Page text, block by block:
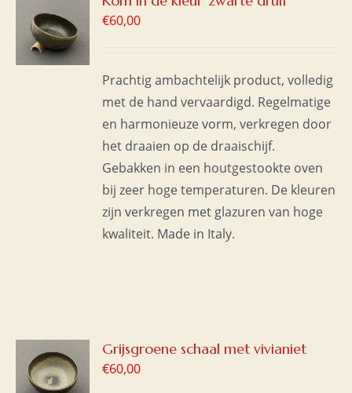
€60,00
Prachtig ambachtelijk product, volledig
met de hand vervaardigd. Regelmatige
en harmonieuze vorm, verkregen door
het draaien op de draaischijf.
Gebakken in een houtgestookte oven
bij zeer hoge temperaturen. De kleuren
zijn verkregen met glazuren van hoge
kwaliteit. Made in Italy.
Grijsgroene schaal met vivianiet
€60,00